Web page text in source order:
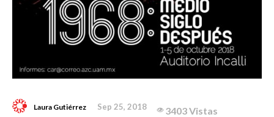
Laura Gutiérrez Sep 25, 2018 3403 Vistas